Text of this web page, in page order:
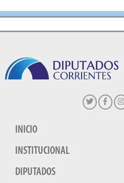
INICIO
INSTITUCIONAL
DIPUTADOS